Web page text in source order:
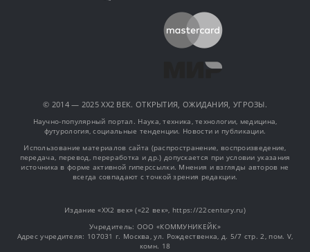
© 2014 — 2025 XX2 ВЕК. ОТКРЫТИЯ, ОЖИДАНИЯ, УГРОЗЫ.
Научно-популярный портал. Наука, техника, технологии, медицина,
футурология, социальные тенденции. Новости и публикации.
Использование материалов сайта (распространение, воспроизведение,
передача, перевод, переработка и др.) допускается при условии указания
источника в форме активной гиперссылки. Мнения и взгляды авторов не
всегда совпадают с точкой зрения редакции.
Издание «XX2 век» («22 век», https://22century.ru)
Учредитель: OOO «КОММУНИКЕЙК»
Адрес учредителя: 107031 г. Москва, ул. Рождественка, д. 5/7 стр. 2, пом. V,
комн. 18